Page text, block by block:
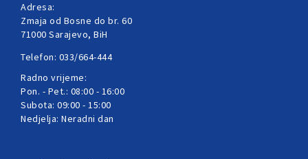
Adresa:
Zmaja od Bosne do br. 60
71000 Sarajevo, BiH
Telefon: 033/664-444
Radno vrijeme:
Pon. - Pet.: 08:00 - 16:00
Subota: 09:00 - 15:00
Nedjelja: Neradni dan